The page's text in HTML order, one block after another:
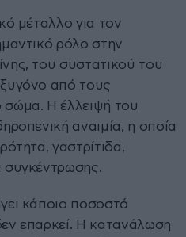
μέταλλο για τον
ρόλο στην
του συστατικού του
από τους
σώμα. Η έλλειψή του
αναιμία, η οποία
γαστρίτιδα,
συγκέντρωσης.
κάποιο ποσοστό
επαρκεί. Η κατανάλωση